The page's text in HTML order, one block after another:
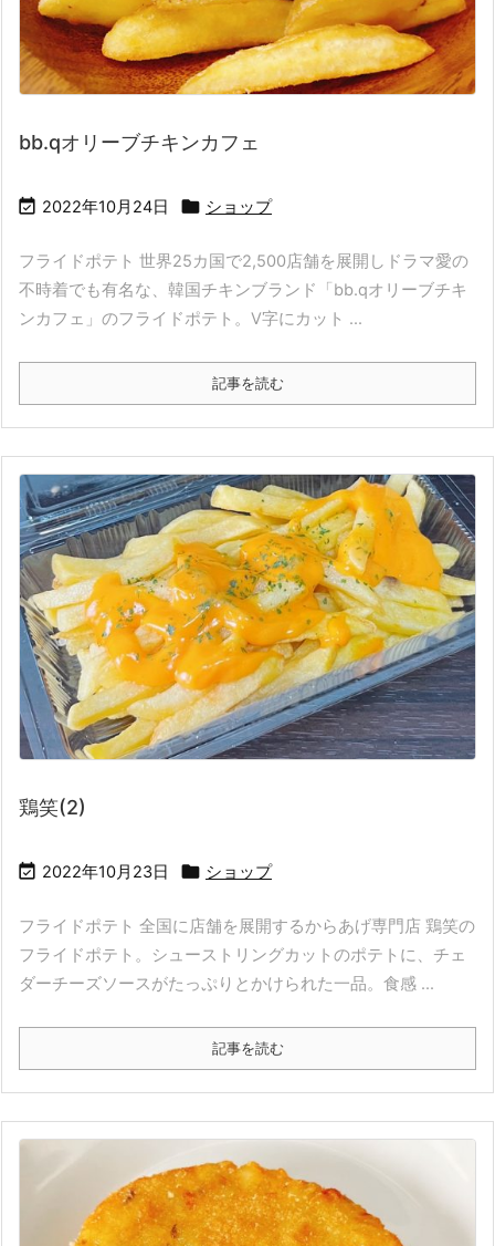
bb.qオリーブチキンカフェ
 2022年10月24日  ショップ
フライドポテト 世界25カ国で2,500店舗を展開しドラマ愛の
不時着でも有名な、韓国チキンブランド「bb.qオリーブチキ
ンカフェ」のフライドポテト。V字にカット ...
記事を読む
鶏笑(2)
 2022年10月23日  ショップ
フライドポテト 全国に店舗を展開するからあげ専門店 鶏笑の
フライドポテト。シューストリングカットのポテトに、チェ
ダーチーズソースがたっぷりとかけられた一品。食感 ...
記事を読む